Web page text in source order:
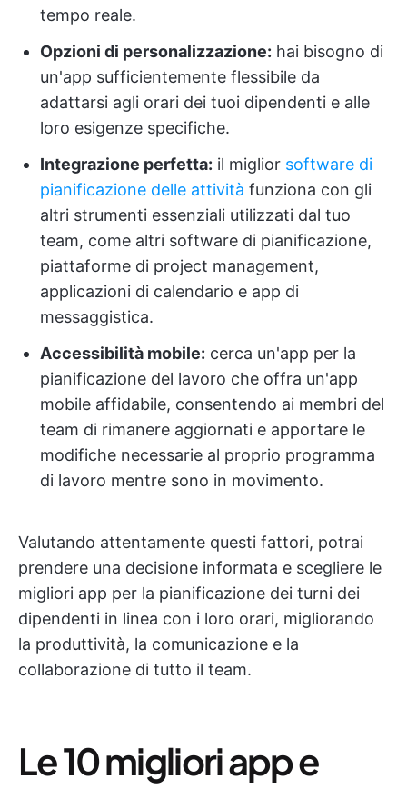
tempo reale.
Opzioni di personalizzazione: hai bisogno di
un'app sufficientemente flessibile da
adattarsi agli orari dei tuoi dipendenti e alle
loro esigenze specifiche.
Integrazione perfetta: il miglior software di
pianificazione delle attività funziona con gli
altri strumenti essenziali utilizzati dal tuo
team, come altri software di pianificazione,
piattaforme di project management,
applicazioni di calendario e app di
messaggistica.
Accessibilità mobile: cerca un'app per la
pianificazione del lavoro che offra un'app
mobile affidabile, consentendo ai membri del
team di rimanere aggiornati e apportare le
modifiche necessarie al proprio programma
di lavoro mentre sono in movimento.
Valutando attentamente questi fattori, potrai
prendere una decisione informata e scegliere le
migliori app per la pianificazione dei turni dei
dipendenti in linea con i loro orari, migliorando
la produttività, la comunicazione e la
collaborazione di tutto il team.
Le 10 migliori app e